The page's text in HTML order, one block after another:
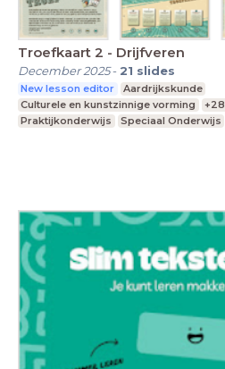
Troefkaart 2 - Drijfveren
December 2025- 21 slides
New lesson editor
Aardrijkskunde
Culturele en kunstzinnige vorming
+28
Praktijkonderwijs
Speciaal Onderwijs